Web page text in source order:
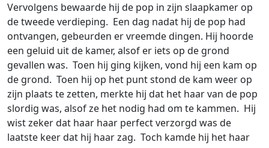
Vervolgens bewaarde hij de pop in zijn slaapkamer op
de tweede verdieping. Een dag nadat hij de pop had
ontvangen, gebeurden er vreemde dingen. Hij hoorde
een geluid uit de kamer, alsof er iets op de grond
gevallen was. Toen hij ging kijken, vond hij een kam op
de grond. Toen hij op het punt stond de kam weer op
zijn plaats te zetten, merkte hij dat het haar van de pop
slordig was, alsof ze het nodig had om te kammen. Hij
wist zeker dat haar haar perfect verzorgd was de
laatste keer dat hij haar zag. Toch kamde hij het haar